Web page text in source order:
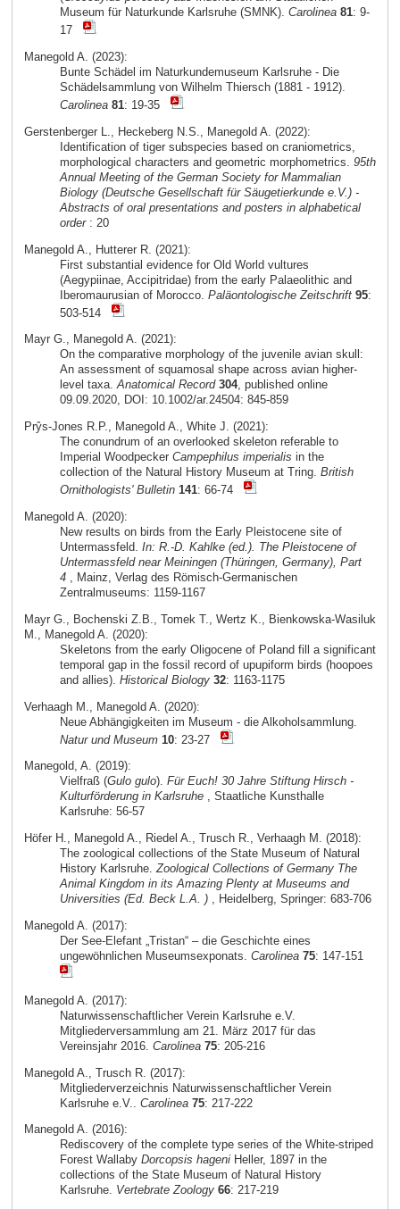
Museum für Naturkunde Karlsruhe (SMNK). Carolinea 81: 9-
17
Manegold A. (2023):
Bunte Schädel im Naturkundemuseum Karlsruhe - Die
Schädelsammlung von Wilhelm Thiersch (1881 - 1912).
Carolinea 81: 19-35
Gerstenberger L., Heckeberg N.S., Manegold A. (2022):
Identification of tiger subspecies based on craniometrics,
morphological characters and geometric morphometrics. 95th
Annual Meeting of the German Society for Mammalian
Biology (Deutsche Gesellschaft für Säugetierkunde e.V.) -
Abstracts of oral presentations and posters in alphabetical
order: 20
Manegold A., Hutterer R. (2021):
First substantial evidence for Old World vultures
(Aegypiinae, Accipitridae) from the early Palaeolithic and
Iberomaurusian of Morocco. Paläontologische Zeitschrift 95:
503-514
Mayr G., Manegold A. (2021):
On the comparative morphology of the juvenile avian skull:
An assessment of squamosal shape across avian higher-
level taxa.Anatomical Record 304, published online
09.09.2020, DOI: 10.1002/ar.24504: 845-859
Prŷs-Jones R.P., Manegold A., White J. (2021):
The conundrum of an overlooked skeleton referable to
Imperial Woodpecker Campephilus imperialis in the
collection of the Natural History Museum at Tring. British
Ornithologists' Bulletin 141: 66-74
Manegold A. (2020):
New results on birds from the Early Pleistocene site of
Untermassfeld. In: R.-D. Kahlke (ed.). The Pleistocene of
Untermassfeld near Meiningen (Thüringen, Germany), Part
4, Mainz, Verlag des Römisch-Germanischen
Zentralmuseums: 1159-1167
Mayr G., Bochenski Z.B., Tomek T., Wertz K., Bienkowska-Wasiluk
M., Manegold A. (2020):
Skeletons from the early Oligocene of Poland fill a significant
temporal gap in the fossil record of upupiform birds (hoopoes
and allies). Historical Biology 32: 1163-1175
Verhaagh M., Manegold A. (2020):
Neue Abhängigkeiten im Museum - die Alkoholsammlung.
Natur und Museum 10: 23-27
Manegold, A. (2019):
Vielfraß (Gulo gulo). Für Euch! 30 Jahre Stiftung Hirsch -
Kulturförderung in Karlsruhe, Staatliche Kunsthalle
Karlsruhe: 56-57
Höfer H., Manegold A., Riedel A., Trusch R., Verhaagh M. (2018):
The zoological collections of the State Museum of Natural
History Karlsruhe.Zoological Collections of Germany The
Animal Kingdom in its Amazing Plenty at Museums and
Universities (Ed. Beck L.A. ), Heidelberg, Springer: 683-706
Manegold A. (2017):
Der See-Elefant „Tristan“ – die Geschichte eines
ungewöhnlichen Museumsexponats. Carolinea 75: 147-151
Manegold A. (2017):
Naturwissenschaftlicher Verein Karlsruhe e.V.
Mitgliederversammlung am 21. März 2017 für das
Vereinsjahr 2016. Carolinea 75: 205-216
Manegold A., Trusch R. (2017):
Mitgliederverzeichnis Naturwissenschaftlicher Verein
Karlsruhe e.V.. Carolinea 75: 217-222
Manegold A. (2016):
Rediscovery of the complete type series of the White-striped
Forest Wallaby Dorcopsis hageniHeller, 1897 in the
collections of the State Museum of Natural History
Karlsruhe. Vertebrate Zoology 66: 217-219